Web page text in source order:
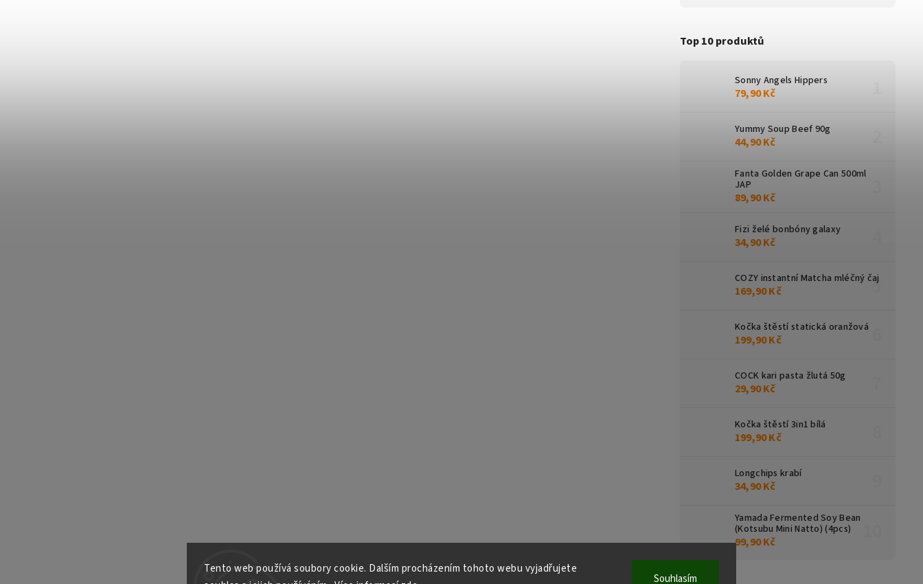
Tento web používá soubory cookie. Dalším procházením tohoto webu vyjadřujete
Souhlasím
Top 10 produktů
Sonny Angels Hippers
79,90 Kč
Yummy Soup Beef 90g
44,90 Kč
Fanta Golden Grape Can 500ml
JAP
89,90 Kč
Fizi želé bonbóny galaxy
34,90 Kč
COZY instantní Matcha mléčný čaj
169,90 Kč
Kočka štěstí statická oranžová
199,90 Kč
COCK kari pasta žlutá 50g
29,90 Kč
Kočka štěstí 3in1 bílá
199,90 Kč
Longchips krabí
34,90 Kč
Yamada Fermented Soy Bean
(Kotsubu Mini Natto) (4pcs)
99,90 Kč